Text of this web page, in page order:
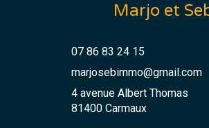
Marjo et
07 86 83 24 15
marjosebimmo@gmail.com
4 avenue Albert Thomas
81400 Carmaux